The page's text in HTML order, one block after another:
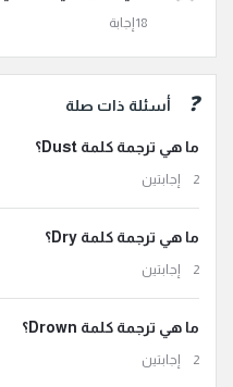
أسئلة ذات صلة
ما هي ترجمة كلمة Dust؟
‫2 إجابتين
ما هي ترجمة كلمة Dry؟
‫2 إجابتين
ما هي ترجمة كلمة Drown؟
‫2 إجابتين